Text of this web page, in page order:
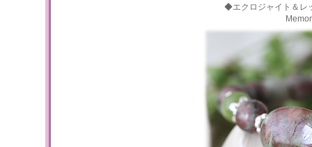
◆エクロジャイト＆レ